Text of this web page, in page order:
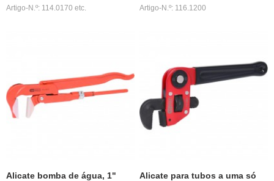
Artigo-N.º: 114.0170 etc. Artigo-N.º: 116.1200
Alicate bomba de água, 1"
Alicate para tubos a uma só